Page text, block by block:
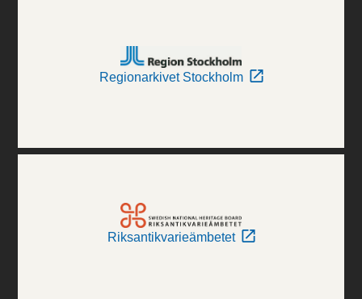
Regionarkivet Stockholm
Riksantikvarieämbetet